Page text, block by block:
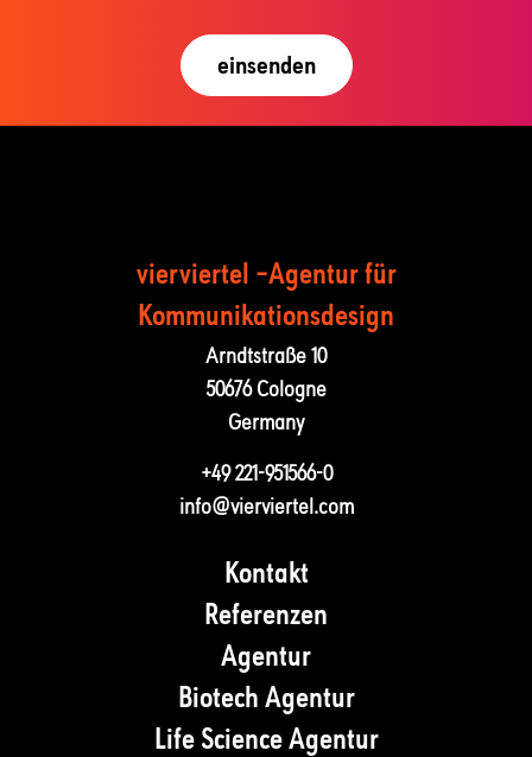
vierviertel –Agentur für
Kommunika­tions­design
Arndtstraße 10
50676 Cologne
Germany
+49 221-951566-0
info@vierviertel.com
Kontakt
Referenzen
Agentur
Biotech Agentur
Life Science Agentur